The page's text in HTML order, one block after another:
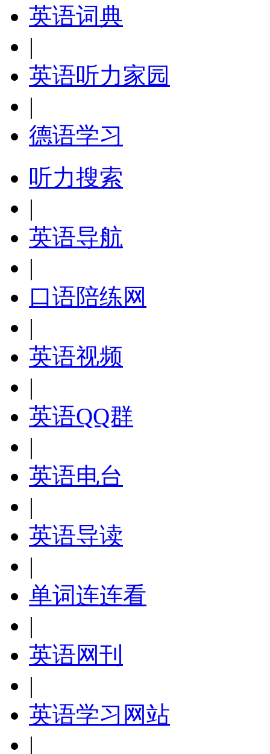
英语词典
|
英语听力家园
|
德语学习
听力搜索
|
英语导航
|
口语陪练网
|
英语视频
|
英语QQ群
|
英语电台
|
英语导读
|
单词连连看
|
英语网刊
|
英语学习网站
|